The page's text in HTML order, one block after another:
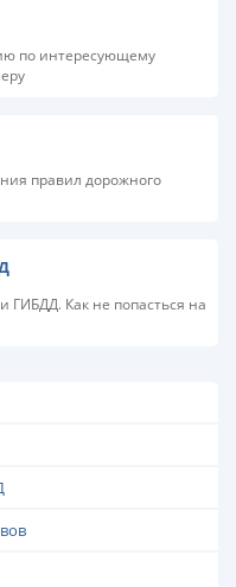
по интересующему
правил дорожного
ГИБДД. Как не попасться на